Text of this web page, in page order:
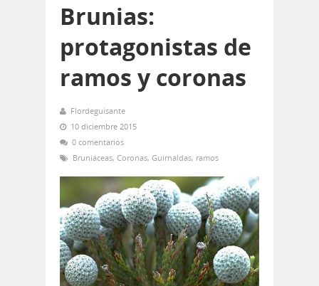
Brunias:
protagonistas de
ramos y coronas
Flordeguisante
10 diciembre 2015
0 comentarios
Bruniáceas, Coronas, Guirnaldas, ramos